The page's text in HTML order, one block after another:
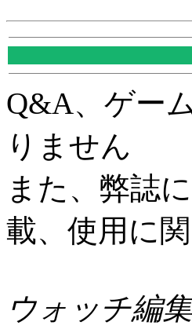
Q&A、ゲー
りません
また、弊誌
載、使用に
ウォッチ編